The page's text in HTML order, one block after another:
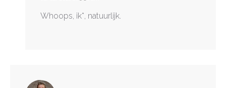
Whoops, ik*, natuurlijk.